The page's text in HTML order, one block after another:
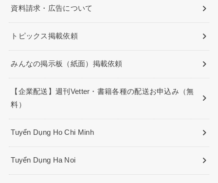
資料請求・広告について
トピックス掲載依頼
みんなの掲示板（紙面）掲載依頼
【企業配送】週刊Vetter・書籍各種の配送お申込み（無
料）
Tuyển Dụng Ho Chi Minh
Tuyển Dụng Ha Noi